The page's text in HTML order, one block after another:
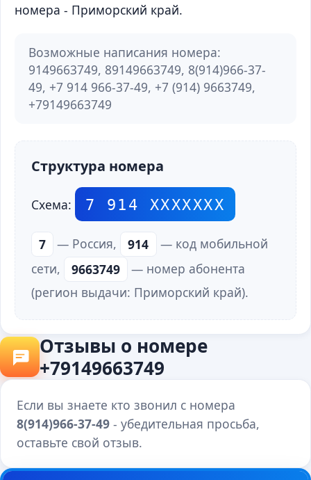
номера - Приморский край.
Возможные написания номера:
9149663749, 89149663749, 8(914)966-37-
49, +7 914 966-37-49, +7 (914) 9663749,
+79149663749
Структура номера
Схема: 7 914 ХХХХХХХ
7 — Россия, 914
— код мобильной
сети,
9663749
— номер абонента
(регион выдачи: Приморский край).
Отзывы о номере
+79149663749
Если вы знаете кто звонил с номера
8(914)966-37-49- убедительная просьба,
оставьте свой отзыв.